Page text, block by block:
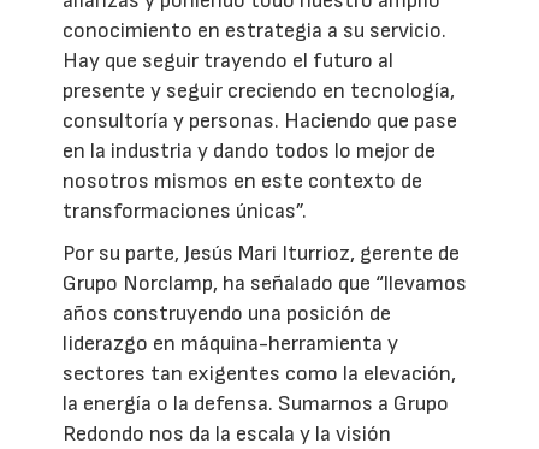
conocimiento en estrategia a su servicio.
Hay que seguir trayendo el futuro al
presente y seguir creciendo en tecnología,
consultoría y personas. Haciendo que pase
en la industria y dando todos lo mejor de
nosotros mismos en este contexto de
transformaciones únicas”.
Por su parte, Jesús Mari Iturrioz, gerente de
Grupo Norclamp, ha señalado que “llevamos
años construyendo una posición de
liderazgo en máquina-herramienta y
sectores tan exigentes como la elevación,
la energía o la defensa. Sumarnos a Grupo
Redondo nos da la escala y la visión